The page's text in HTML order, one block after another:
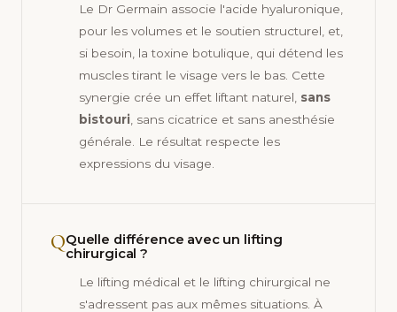
Le Dr Germain associe l'acide hyaluronique,
pour les volumes et le soutien structurel, et,
si besoin, la toxine botulique, qui détend les
muscles tirant le visage vers le bas. Cette
synergie crée un effet liftant naturel, sans
bistouri , sans cicatrice et sans anesthésie
générale. Le résultat respecte les
expressions du visage.
QQuelle différence avec un lifting
chirurgical ?
Le lifting médical et le lifting chirurgical ne
s'adressent pas aux mêmes situations. À